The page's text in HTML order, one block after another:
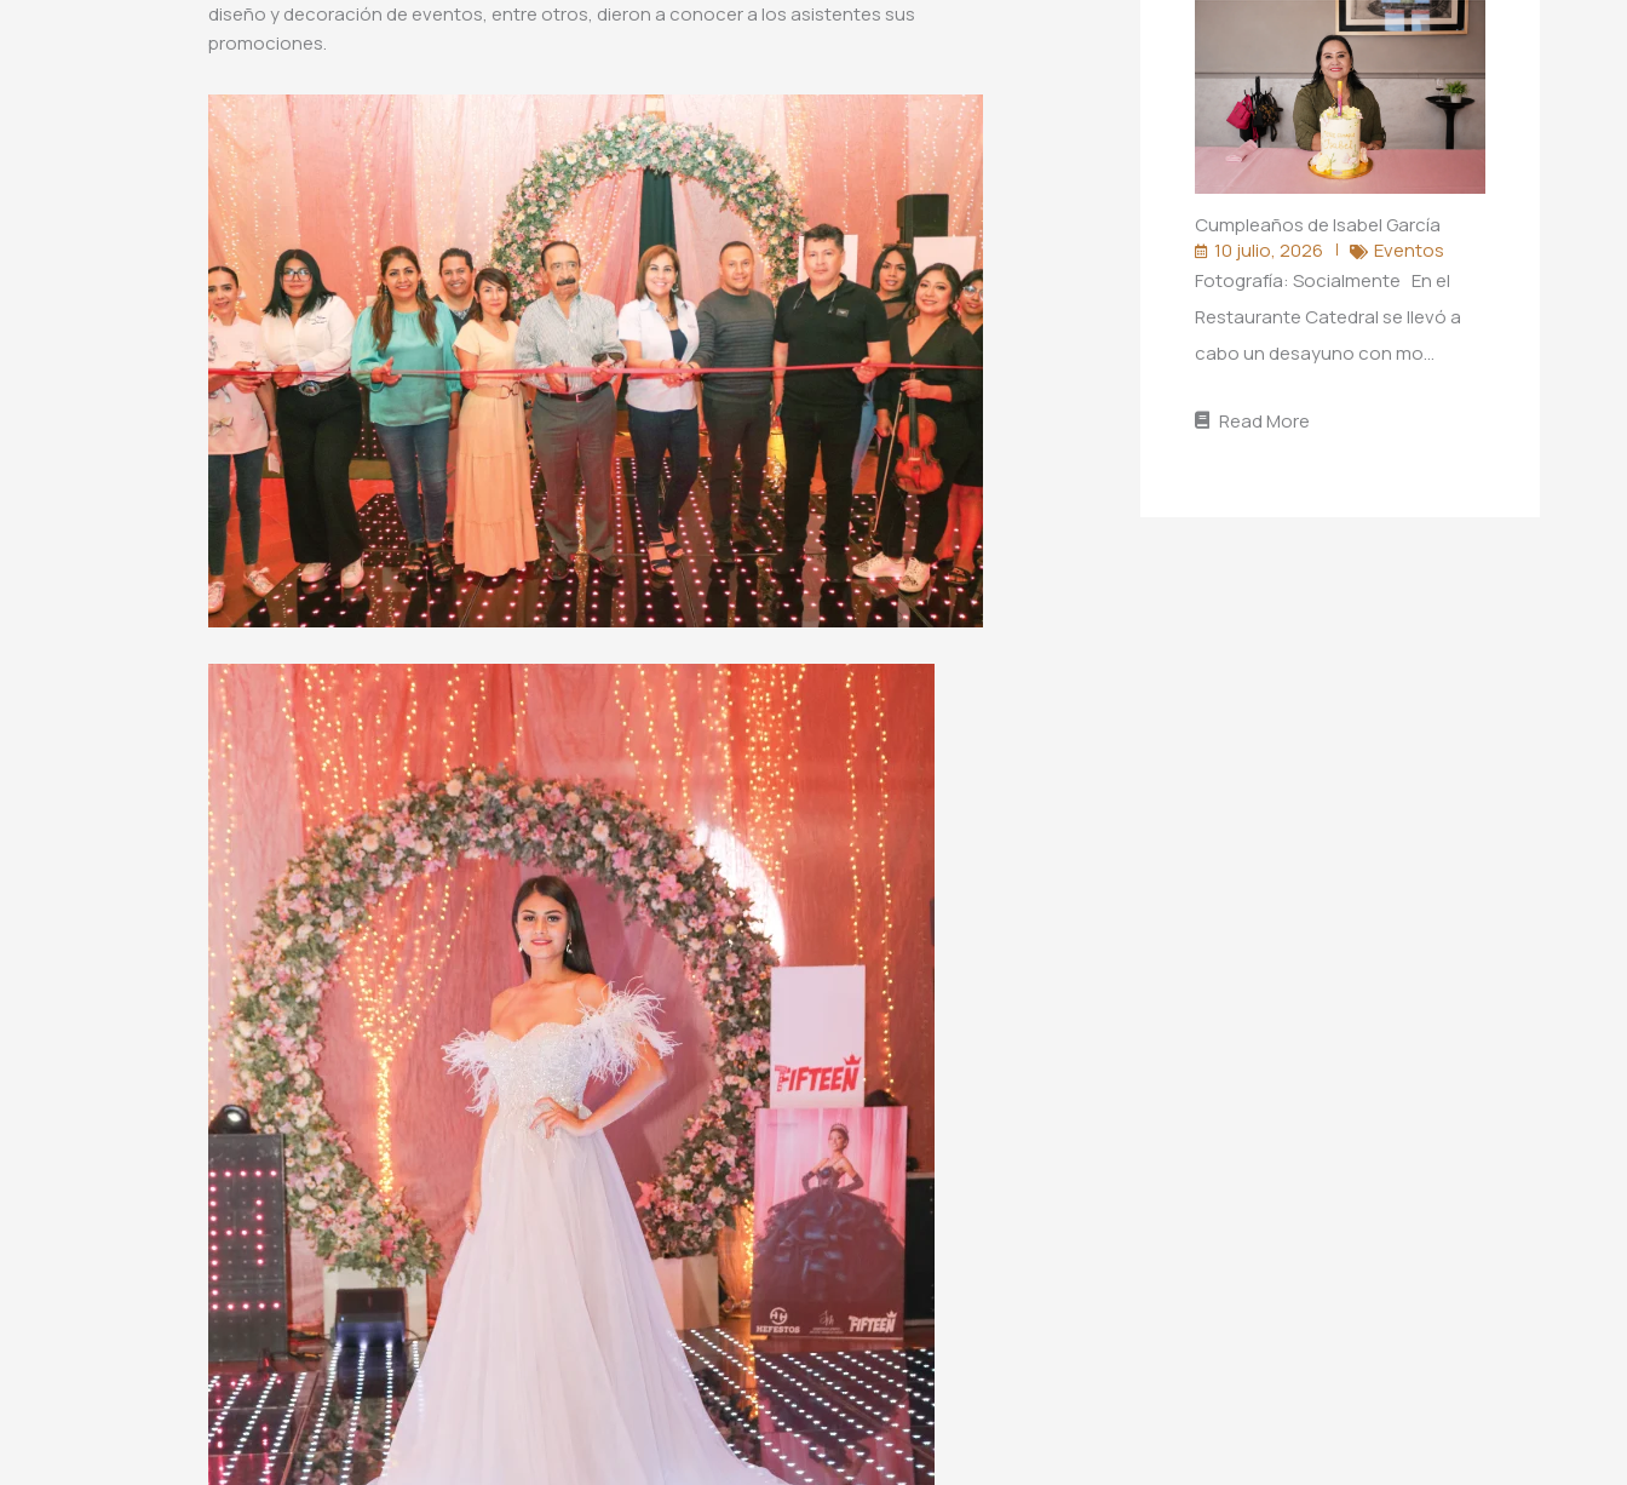
diseño y decoración de eventos, entre otros, dieron a conocer a los asistentes sus
promociones.
Cumpleaños de Isabel García
10 julio, 2026
Eventos
Fotografía: Socialmente En el
Restaurante Catedral se llevó a
cabo un desayuno con mo…
Read More